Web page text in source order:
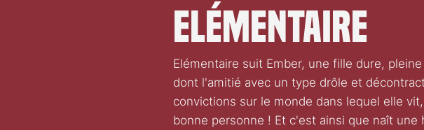
Elémentaire
Elémentaire suit Ember, une fille dure,
dont l'amitié avec un type drôle et
convictions sur le monde dans lequel elle
bonne personne ! Et c'est ainsi que naît